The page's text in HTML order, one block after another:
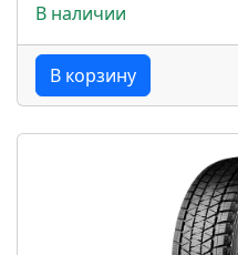
В наличии
В корзину